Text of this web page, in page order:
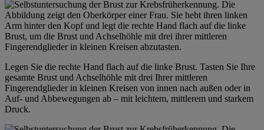
Legen Sie die rechte Hand flach auf die linke Brust. Tasten Sie Ihre
gesamte Brust und Achselhöhle mit drei Ihrer mittleren
Fingerendglieder in kleinen Kreisen von innen nach außen oder in
Auf- und Abbewegungen ab – mit leichtem, mittlerem und starkem
Druck.